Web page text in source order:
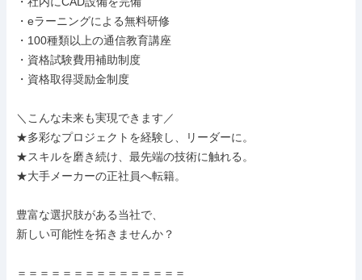
・eラーニングによる無料研修
・100種類以上の通信教育講座
・資格試験費用補助制度
・資格取得奨励金制度
＼こんな未来も実現できます／
★多彩なプロジェクトを経験し、リーダーに。
★スキルを磨き続け、最先端の技術に触れる。
★大手メーカーの正社員へ転籍。
豊富な選択肢がある当社で、
新しい可能性を拓きませんか？
＝＝＝＝＝＝＝＝＝＝＝＝＝＝＝